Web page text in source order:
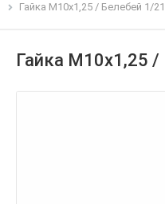
Гайка М10х1,25 / Белебей 1/
Гайка М10х1,25